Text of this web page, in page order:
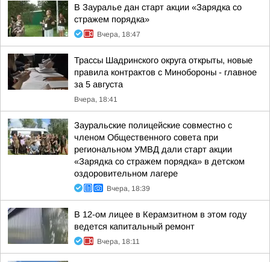
В Зауралье дан старт акции «Зарядка со
стражем порядка»
Вчера, 18:47
Трассы Шадринского округа открыты, новые
правила контрактов с Минобороны - главное
за 5 августа
Вчера, 18:41
Зауральские полицейские совместно с
членом Общественного совета при
региональном УМВД дали старт акции
«Зарядка со стражем порядка» в детском
оздоровительном лагере
Вчера, 18:39
В 12-ом лицее в Керамзитном в этом году
ведется капитальный ремонт
Вчера, 18:11